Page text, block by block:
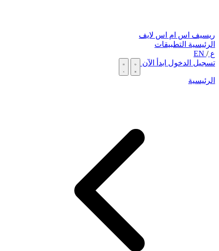
ريسيف اس ام اس لايف
الرئيسية التطبيقات
ع/
تسجيل الدخول ابدأ الآن
الرئيسية